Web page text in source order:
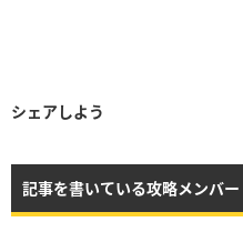
シェアしよう
記事を書いている攻略メンバー